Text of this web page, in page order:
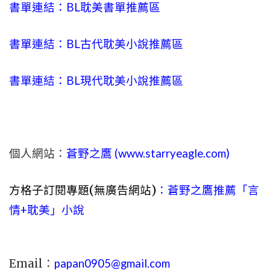
書單連結：BL耽美書單推薦區
書單連結：BL古代耽美小說推薦區
書單連結：BL現代耽美小說推薦區
個人網站： 蒼野之鷹 (www.starryeagle.com)
方格子訂閱專題(無廣告網站) ： 蒼野之鷹推薦「言
情+耽美」小說
Email： papan0905@gmail.com